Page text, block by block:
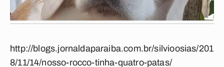
http://blogs.jornaldaparaiba.com.br/silvioosias/201
8/11/14/nosso-rocco-tinha-quatro-patas/